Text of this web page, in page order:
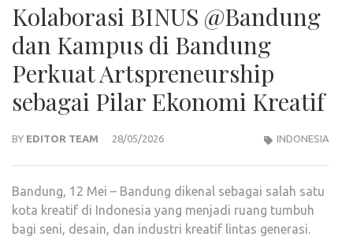
Kolaborasi BINUS @Bandung
dan Kampus di Bandung
Perkuat Artspreneurship
sebagai Pilar Ekonomi Kreatif
BY EDITOR TEAM 28/05/2026 INDONESIA
Bandung, 12 Mei – Bandung dikenal sebagai salah satu
kota kreatif di Indonesia yang menjadi ruang tumbuh
bagi seni, desain, dan industri kreatif lintas generasi.